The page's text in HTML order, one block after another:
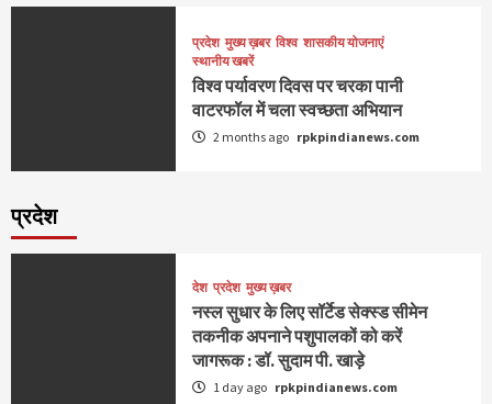
प्रदेश मुख्य ख़बर विश्व शासकीय योजनाएं
स्थानीय खबरें
विश्व पर्यावरण दिवस पर चरका पानी
वाटरफॉल में चला स्वच्छता अभियान
2 months ago rpkpindianews.com
प्रदेश
देश प्रदेश मुख्य ख़बर
नस्ल सुधार के लिए सॉर्टेड सेक्स्ड सीमेन
तकनीक अपनाने पशुपालकों को करें
जागरूक : डॉ. सुदाम पी. खाड़े
1 day ago rpkpindianews.com